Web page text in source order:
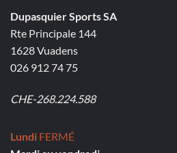
Dupasquier Sports SA
Rte Principale 144
1628 Vuadens
026 912 74 75
CHE-268.224.588
Lundi FERMÉ